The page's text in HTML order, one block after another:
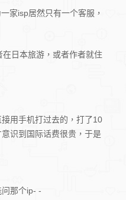
家isp居然只有一个客服，
日本旅游，或者作者就住
用手机打过去的，打了10
识到国际话费很贵，于是
那个ip- -